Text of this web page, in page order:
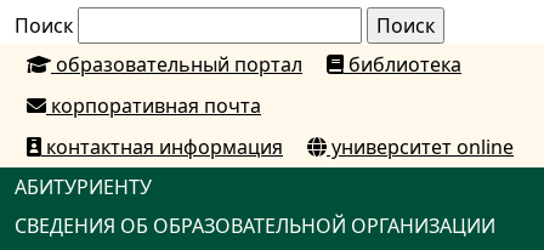
Поиск
образовательный портал
библиотека
корпоративная почта
контактная информация
университет online
АБИТУРИЕНТУ
СВЕДЕНИЯ ОБ ОБРАЗОВАТЕЛЬНОЙ ОРГАНИЗАЦИИ